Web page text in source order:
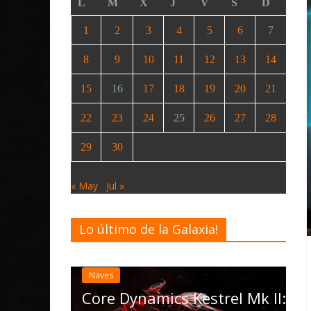
L M X J V S D
1 2 3 4 5 6 7
8 9 10 11 12 13 14
15 16 17 18 19 20 21
22 23 24 25 26 27 28
29 30
« May Jul »
Lo último de la Galaxia!
Kestrel Mk II:
Noticias
Elite Dangerous
actualización
las Operations, el